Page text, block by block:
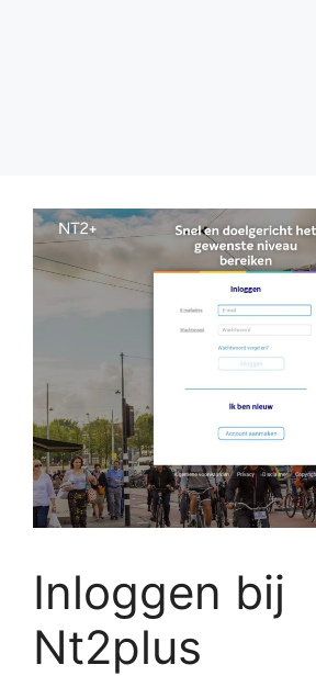
Inloggen bij
Nt2plus